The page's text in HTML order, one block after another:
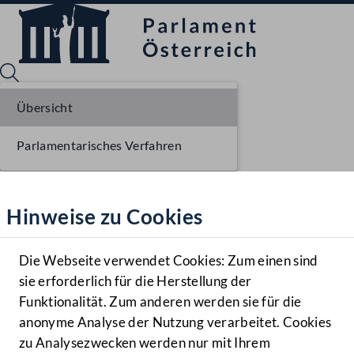
Hilfe
Benutzer
Navigationsmenü öffnen
MENÜ
Hinweise zu Cookies
Die Webseite verwendet Cookies: Zum einen sind
sie erforderlich für die Herstellung der
Funktionalität. Zum anderen werden sie für die
anonyme Analyse der Nutzung verarbeitet. Cookies
zu Analysezwecken werden nur mit Ihrem
Übersicht
Parlamentarisches Verfahren